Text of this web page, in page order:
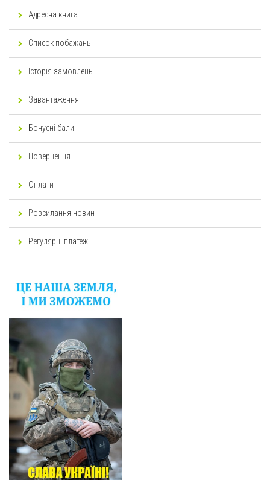
Адресна книга
Список побажань
Історія замовлень
Завантаження
Бонусні бали
Повернення
Оплати
Розсилання новин
Регулярні платежі